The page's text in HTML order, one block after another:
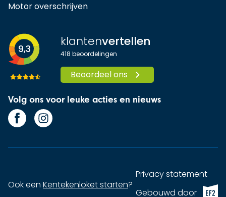
Motor overschrijven
9,3 klantenvertellen
418 beoordelingen
Beoordeel ons
Volg ons voor leuke acties en nieuws
Ook een Kentekenloket starten?
Privacy statement
Gebouwd doorEF2